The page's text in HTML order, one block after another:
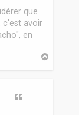
que
c'est avoir
en